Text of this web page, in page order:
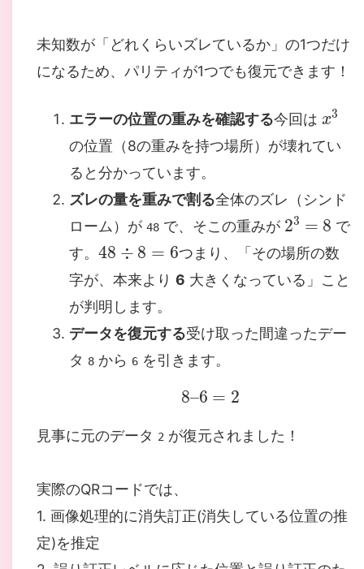
未知数が「どれくらいズレているか」の1つだけ
になるため、パリティが1つでも復元できます！
エラーの位置の重みを確認する今回は x3
の位置（8の重みを持つ場所）が壊れてい
ると分かっています。
ズレの量を重みで割る全体のズレ（シンド
ローム）が 48 で、そこの重みが 23 =8で
す。
48 ÷8= 6
つまり、「その場所の数
字が、本来より 6 大きくなっている」こと
が判明します。
データを復元する受け取った間違ったデー
タ 8 から 6 を引きます。
見事に元のデータ 2 が復元されました！
実際のQRコードでは、
1. 画像処理的に消失訂正(消失している位置の推
定)を推定